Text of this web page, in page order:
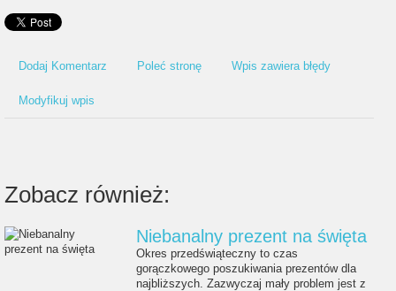
Dodaj Komentarz Poleć stronę Wpis zawiera błędy
Modyfikuj wpis
Zobacz również:
Niebanalny prezent na święta
Okres przedświąteczny to czas
gorączkowego poszukiwania prezentów dla
najbliższych. Zazwyczaj mały problem jest z